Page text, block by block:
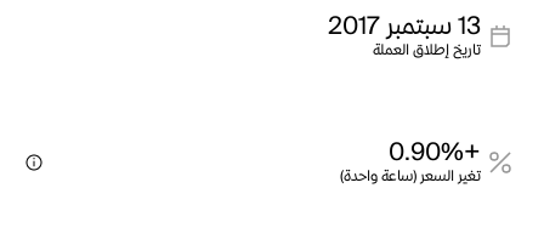
13 سبتمبر 2017
تاريخ إطلاق العملة
+0.90%
تغير السعر (ساعة واحدة)